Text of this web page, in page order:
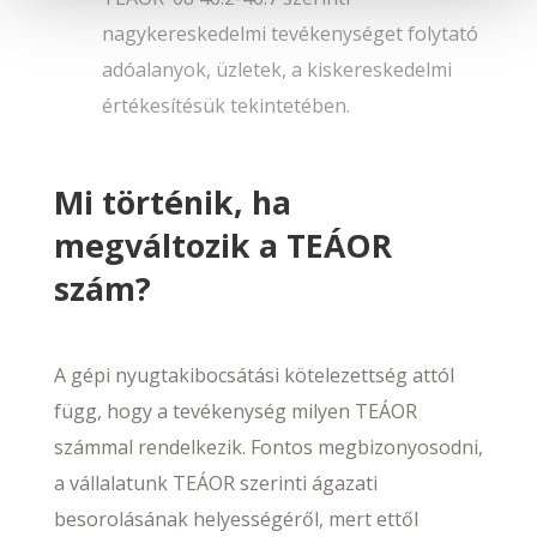
nagykereskedelmi tevékenységet folytató
adóalanyok, üzletek, a kiskereskedelmi
értékesítésük tekintetében.
Mi történik, ha
megváltozik a TEÁOR
szám?
A gépi nyugtakibocsátási kötelezettség attól
függ, hogy a tevékenység milyen TEÁOR
számmal rendelkezik. Fontos megbizonyosodni,
a vállalatunk TEÁOR szerinti ágazati
besorolásának helyességéről, mert ettől